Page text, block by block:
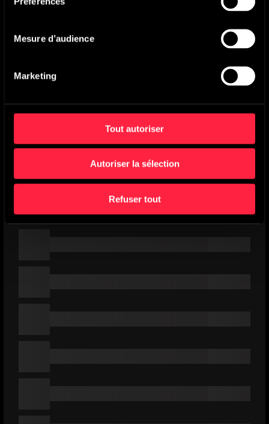
Mesure d’audience
Marketing
Tout autoriser
Autoriser la sélection
Refuser tout